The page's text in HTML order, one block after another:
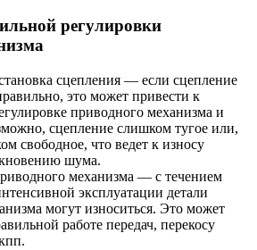
регулировки
сцепления — если сцепление
это может привести к
приводного механизма и
сцепление слишком тугое или,
свободное, что ведет к износу
шума.
механизма — с течением
эксплуатации детали
могут износиться. Это может
работе передач, перекосу